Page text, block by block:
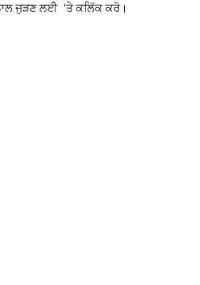
ਜੁੜਣ ਲਈ ‘ਤੇ ਕਲਿੱਕ ਕਰੋ।